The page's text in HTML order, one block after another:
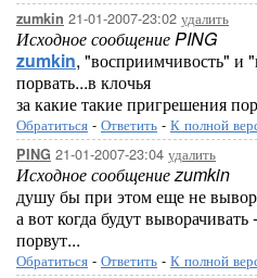
zumkin 21-01-2007-23:02 удалить
Исходное сообщение PING
zumkin, "восприимчивость" и
порвать...в клочья
за какие такие пригрешения
Обратиться - Ответить - К полной
PING 21-01-2007-23:04 удалить
Исходное сообщение zumkin
душу бы при этом еще не
а вот когда будут
порвут...
Обратиться - Ответить - К полной